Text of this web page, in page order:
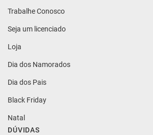
Trabalhe Conosco
Seja um licenciado
Loja
Dia dos Namorados
Dia dos Pais
Black Friday
Natal
DÚVIDAS